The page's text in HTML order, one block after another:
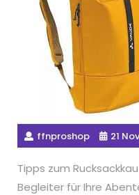
ffnproshop 21
Tipps zum
Begleiter für Ihre